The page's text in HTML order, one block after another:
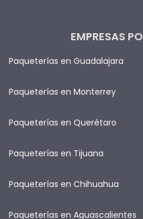
EMPRESAS
Paqueterías en Guadalajara
Paqueterías en Monterrey
Paqueterías en Querétaro
Paqueterías en Tijuana
Paqueterías en Chihuahua
Paqueterías en Aguascalientes